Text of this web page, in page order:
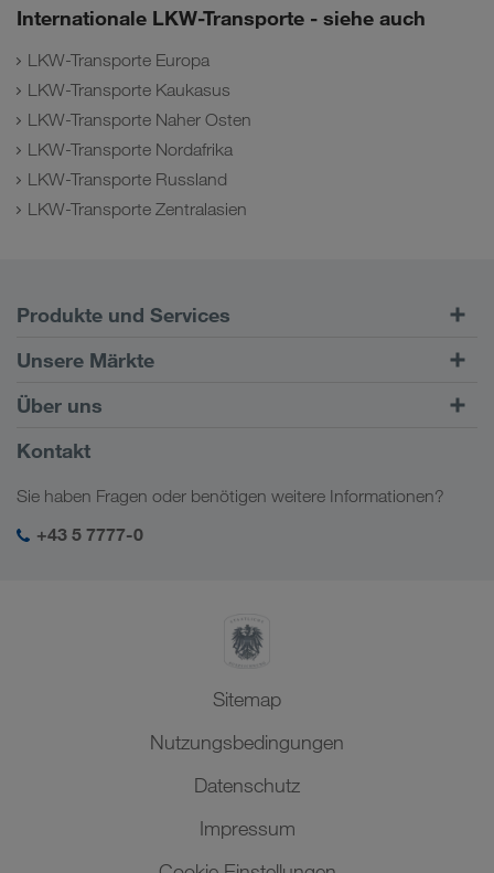
Internationale LKW-Transporte - siehe auch
LKW-Transporte Europa
LKW-Transporte Kaukasus
LKW-Transporte Naher Osten
LKW-Transporte Nordafrika
LKW-Transporte Russland
LKW-Transporte Zentralasien
Produkte und Services
Straßentransporte
Kundenportal CONNECT
Digitale Lösungen
Branchenlösungen
Unsere Märkte
Europa
Kaukasus
Zentralasien
Naher Osten
Über uns
Firmeninformation
Soziale Verantwortung
SHEQ-Management
Kontakt
Sie haben Fragen oder benötigen weitere Informationen?
+43 5 7777-0
Sitemap
Nutzungsbedingungen
Datenschutz
Impressum